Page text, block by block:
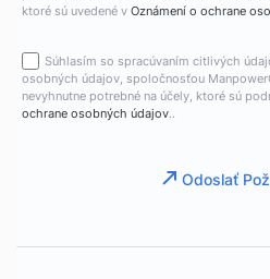
ktoré sú uvedené v Oznámení o ochrane
Súhlasím so spracúvaním citlivých
osobných údajov, spoločnosťou
nevyhnutne potrebné na účely, ktoré sú
ochrane osobných údajov..
Odoslať